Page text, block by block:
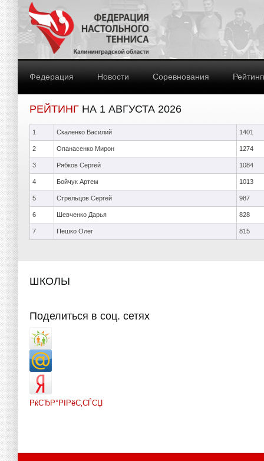
Федерация Новости Соревнования
РЕЙТИНГ НА 1 АВГУСТА 2026
1 Скаленко Василий 1401
2 Опанасенко Мирон 1274
3 Рябков Сергей 1084
4 Бойчук Артем 1013
5 Стрельцов Сергей 987
6 Шевченко Дарья 828
7 Пешко Олег 815
ШКОЛЫ
Поделиться в соц. сетях
РќСЂР°РІРёС‚СЃСЏ